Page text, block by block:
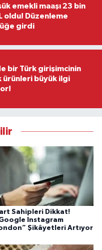
emekli maaşı 23 bin
oldu! Düzenleme
girdi
bir Türk girişimcinin
ürünleri büyük ilgi
Sahipleri Dikkat!
Instagram
Şikâyetleri Artıyor